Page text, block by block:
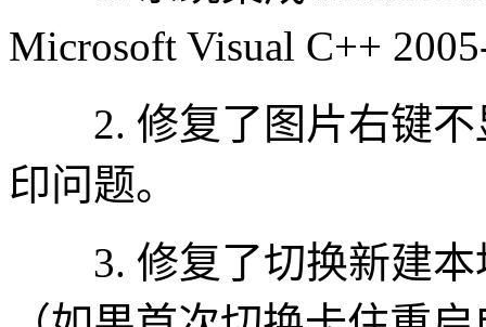
Microsoft Visual C++
2. 修复了图片右键不
印问题。
3. 修复了切换新建本